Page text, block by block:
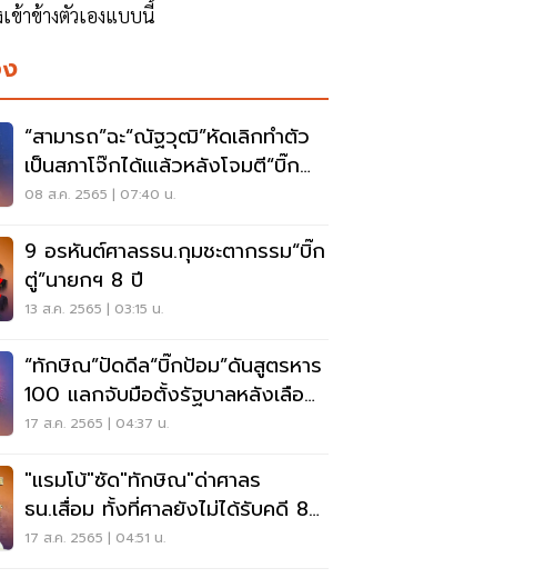
าข้างตัวเองแบบนี้
“สามารถ”ฉะ“ณัฐวุฒิ”หัดเลิกทำตัว
เป็นสภาโจ๊กได้เแล้วหลังโจมตี“บิ๊ก
ป้อม”
08 ส.ค. 2565 | 07:40 น.
9 อรหันต์ศาลรธน.กุมชะตากรรม“บิ๊ก
ตู่”นายกฯ 8 ปี
13 ส.ค. 2565 | 03:15 น.
“ทักษิณ”ปัดดีล“บิ๊กป้อม”ดันสูตรหาร
100 แลกจับมือตั้งรัฐบาลหลังเลือก
ตั้ง
17 ส.ค. 2565 | 04:37 น.
"แรมโบ้"ซัด"ทักษิณ"ด่าศาลร
ธน.เสื่อม ทั้งที่ศาลยังไม่ได้รับคดี 8
ปี นายกฯ
17 ส.ค. 2565 | 04:51 น.